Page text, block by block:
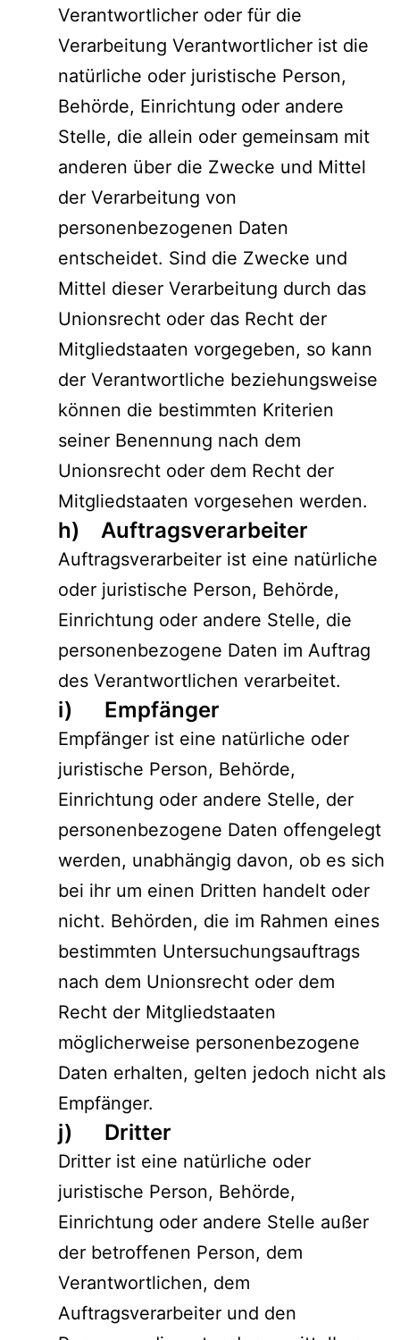
Verantwortlicher oder für die
Verarbeitung Verantwortlicher ist die
natürliche oder juristische Person,
Behörde, Einrichtung oder andere
Stelle, die allein oder gemeinsam mit
anderen über die Zwecke und Mittel
der Verarbeitung von
personenbezogenen Daten
entscheidet. Sind die Zwecke und
Mittel dieser Verarbeitung durch das
Unionsrecht oder das Recht der
Mitgliedstaaten vorgegeben, so kann
der Verantwortliche beziehungsweise
können die bestimmten Kriterien
seiner Benennung nach dem
Unionsrecht oder dem Recht der
Mitgliedstaaten vorgesehen werden.
h) Auftragsverarbeiter
Auftragsverarbeiter ist eine natürliche
oder juristische Person, Behörde,
Einrichtung oder andere Stelle, die
personenbezogene Daten im Auftrag
des Verantwortlichen verarbeitet.
i) Empfänger
Empfänger ist eine natürliche oder
juristische Person, Behörde,
Einrichtung oder andere Stelle, der
personenbezogene Daten offengelegt
werden, unabhängig davon, ob es sich
bei ihr um einen Dritten handelt oder
nicht. Behörden, die im Rahmen eines
bestimmten Untersuchungsauftrags
nach dem Unionsrecht oder dem
Recht der Mitgliedstaaten
möglicherweise personenbezogene
Daten erhalten, gelten jedoch nicht als
Empfänger.
j) Dritter
Dritter ist eine natürliche oder
juristische Person, Behörde,
Einrichtung oder andere Stelle außer
der betroffenen Person, dem
Verantwortlichen, dem
Auftragsverarbeiter und den